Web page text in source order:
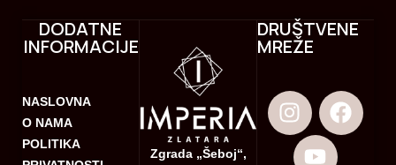
DODATNE
INFORMACIJE
NASLOVNA
O NAMA
POLITIKA
Zgrada „Šeboj“,
DRUŠTVENE
MREŽE